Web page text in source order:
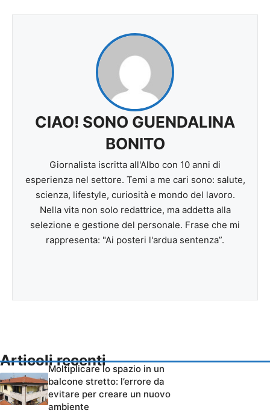
CIAO! SONO GUENDALINA
BONITO
Giornalista iscritta all'Albo con 10 anni di
esperienza nel settore. Temi a me cari sono: salute,
scienza, lifestyle, curiosità e mondo del lavoro.
Nella vita non solo redattrice, ma addetta alla
selezione e gestione del personale. Frase che mi
rappresenta: "Ai posteri l'ardua sentenza”.
Articoli recenti
Moltiplicare lo spazio in un
balcone stretto: l’errore da
evitare per creare un nuovo
ambiente